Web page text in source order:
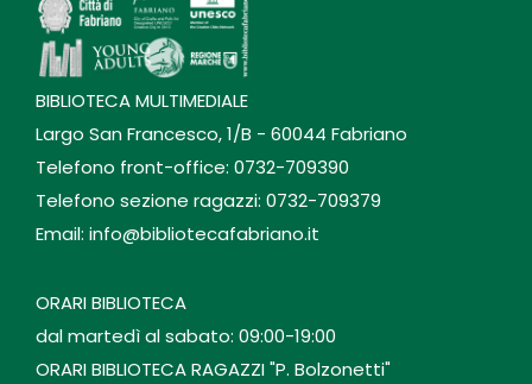
BIBLIOTECA MULTIMEDIALE
Largo San Francesco, 1/B - 60044 Fabriano
Telefono front-office: 0732-709390
Telefono sezione ragazzi: 0732-709379
Email: info@bibliotecafabriano.it
ORARI BIBLIOTECA
dal martedì al sabato: 09:00-19:00
ORARI BIBLIOTECA RAGAZZI "P. Bolzonetti"